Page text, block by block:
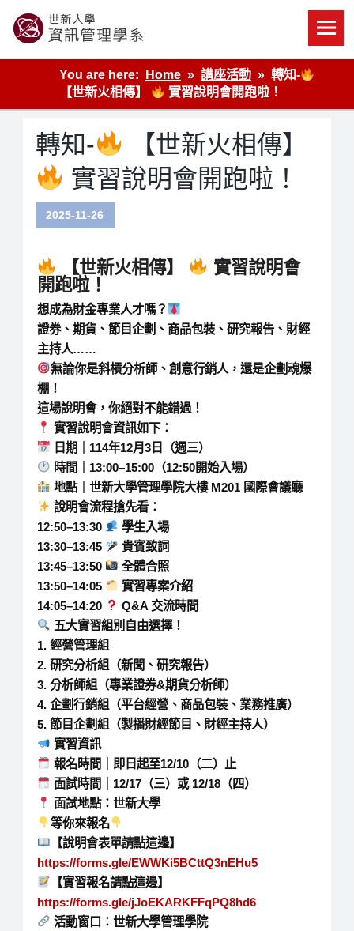
content
世新大學資管系網站
You are here:
Home 講座活動
轉知-
【世新火相傳】
實習說明會開跑啦！
轉知-
【世新火相傳】
實習說明會開跑啦！
2025-11-26
【世新火相傳】
實習說明會
開跑啦！
想成為財金專業人才嗎？
證券、期貨、節目企劃、商品包裝、研究報告、財經
主持人……
無論你是斜槓分析師、創意行銷人，還是企劃魂爆
棚！
這場說明會，你絕對不能錯過！
實習說明會資訊如下：
日期｜114年12月3日（週三）
時間｜13:00–15:00（12:50開始入場）
地點｜世新大學管理學院大樓 M201 國際會議廳
說明會流程搶先看：
12:50–13:30
學生入場
13:30–13:45
貴賓致詞
13:45–13:50
全體合照
13:50–14:05
實習專案介紹
14:05–14:20
Q&A 交流時間
五大實習組別自由選擇！
1️. 經營管理組
2️. 研究分析組（新聞、研究報告）
3️. 分析師組（專業證券&期貨分析師）
4️. 企劃行銷組（平台經營、商品包裝、業務推廣）
5️. 節目企劃組（製播財經節目、財經主持人）
實習資訊
報名時間｜即日起至12/10（二）止
面試時間｜12/17（三）或 12/18（四）
面試地點：世新大學
等你來報名
【說明會表單請點這邊】
https://forms.gle/EWWKi5BCttQ3nEHu5
【實習報名請點這邊】
https://forms.gle/jJoEKARKFFqPQ8hd6
活動窗口：世新大學管理學院